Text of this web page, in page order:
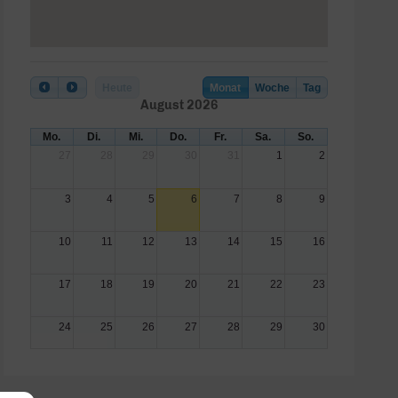
Monat Woche Tag
August 2026
Mo. Di. Mi. Do. Fr. Sa.
So.
1 2
3 4 5 6 7 8 9
10 11 12 13 14 15 16
17 18 19 20 21 22 23
24 25 26 27 28 29 30